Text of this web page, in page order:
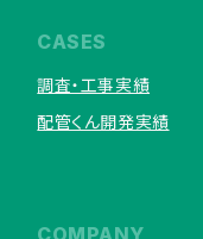
CASES
調査・工事実績
配管くん開発実績